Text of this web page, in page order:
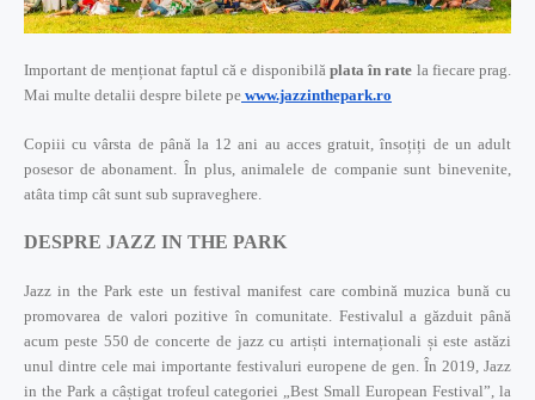
Important de menționat faptul că e disponibilăplata în rate la fiecare prag.
Mai multe detalii despre bilete pe www.jazzinthepark.ro
Copiii cu vârsta de până la 12 ani au acces gratuit, însoțiți de un adult
posesor de abonament. În plus, animalele de companie sunt binevenite,
atâta timp cât sunt sub supraveghere.
DESPRE JAZZ IN THE PARK
Jazz in the Park este un festival manifest care combină muzica bună cu
promovarea de valori pozitive în comunitate. Festivalul a găzduit până
acum peste 550 de concerte de jazz cu artiști internaționali și este astăzi
unul dintre cele mai importante festivaluri europene de gen. În 2019, Jazz
in the Park a câștigat trofeul categoriei „Best Small European Festival”, la